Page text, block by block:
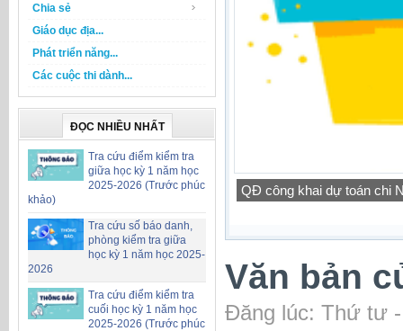
Chia sẻ
Giáo dục địa...
Phát triển năng...
Các cuộc thi dành...
ĐỌC NHIỀU NHẤT
Tra cứu điểm kiểm tra
giữa học kỳ 1 năm học
2025-2026 (Trước phúc
khảo)
Tra cứu số báo danh,
phòng kiểm tra giữa
học kỳ 1 năm học 2025-
2026
Tra cứu điểm kiểm tra
cuối học kỳ 1 năm học
2025-2026 (Trước phúc
QĐ công khai dự toán chi
Công khai bổ sung dự
Văn bản
Đăng lúc: Thứ tư